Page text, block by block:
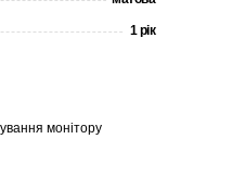
1 рік
монітору